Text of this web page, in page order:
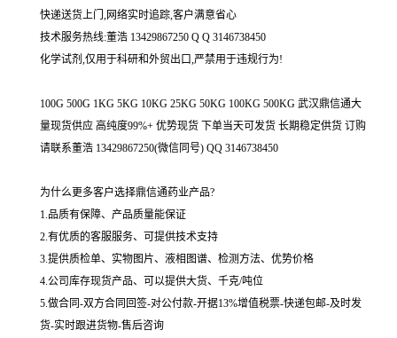
快递送货上门,网络实时追踪,客户满意省心
技术服务热线:董浩 13429867250 Q Q 3146738450
化学试剂,仅用于科研和外贸出口,严禁用于违规行为!
100G 500G 1KG 5KG 10KG 25KG 50KG 100KG 500KG 武汉鼎信通大
量现货供应 高纯度99%+ 优势现货 下单当天可发货 长期稳定供货 订购
请联系董浩 13429867250(微信同号) QQ 3146738450
为什么更多客户选择鼎信通药业产品?
1.品质有保障、产品质量能保证
2.有优质的客服服务、可提供技术支持
3.提供质检单、实物图片、液相图谱、检测方法、优势价格
4.公司库存现货产品、可以提供大货、千克/吨位
5.做合同-双方合同回签-对公付款-开据13%增值税票-快递包邮-及时发
货-实时跟进货物-售后咨询